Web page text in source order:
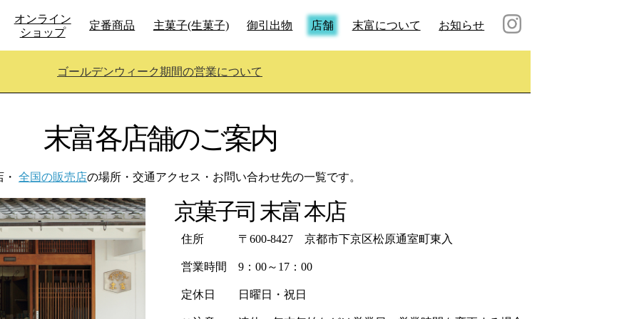
オンライン
ショップ
定番商品 主菓子(生菓子) 御引出物 店舗 末富について お知らせ
ゴールデンウィーク期間の営業について
末富各店舗のご案内
全国の販売店の場所・交通アクセス・お問い合わせ先の一覧です。
京菓子司 末富 本店
住所 〒600-8427 京都市下京区松原通室町東入
営業時間 9：00～17：00
定休日 日曜日・祝日